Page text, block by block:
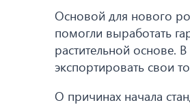
Основой для нового
помогли выработать
растительной основе.
экспортировать свои
О причинах начала